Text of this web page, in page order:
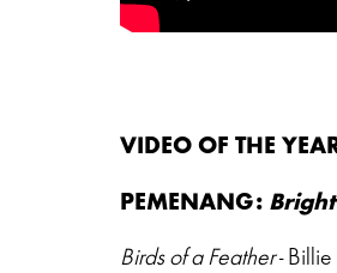
VIDEO OF THE
PEMENANG:
Birds of a Feather- Billie